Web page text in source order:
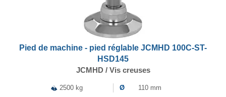
Pied de machine - pied réglable JCMHD 100C-ST-
HSD145
JCMHD / Vis creuses
2500 kg Ø 110 mm